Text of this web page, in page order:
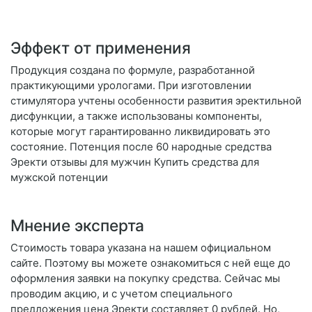
Эффект от применения
Продукция создана по формуле, разработанной
практикующими урологами. При изготовлении
стимулятора учтены особенности развития эректильной
дисфункции, а также использованы компоненты,
которые могут гарантированно ликвидировать это
состояние. Потенция после 60 народные средства
Эректи отзывы для мужчин Купить средства для
мужской потенции
Мнение эксперта
Стоимость товара указана на нашем официальном
сайте. Поэтому вы можете ознакомиться с ней еще до
оформления заявки на покупку средства. Сейчас мы
проводим акцию, и с учетом специального
предложения цена Эректи составляет 0 рублей. Но,